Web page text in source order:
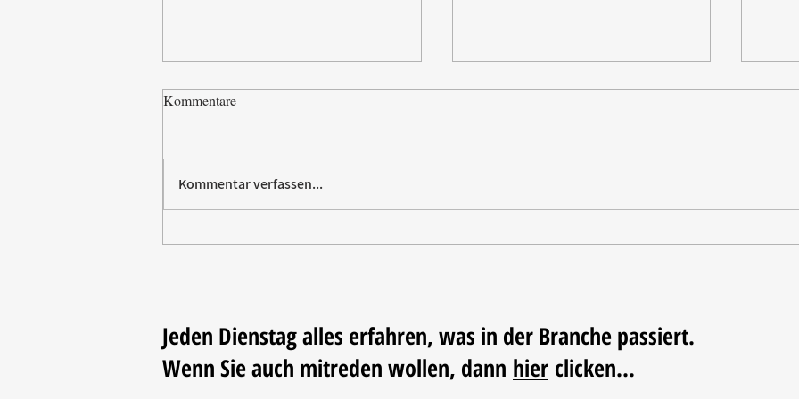
Kommentare
Kommentar verfassen...
Jeden Dienstag alles erfahren, was in der Branche passiert.
Wenn Sie auch mitreden wollen, dann hier clicken...